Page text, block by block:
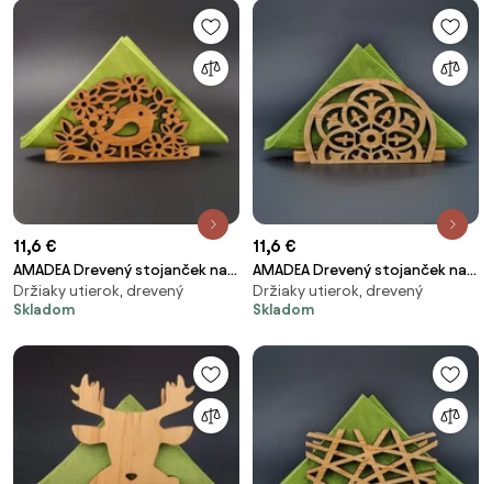
11,6 €
AMADEA Drevený stojanček na
obrúsky s vtáčikom, masívne
drevo, 12,5x6,5x3,5 cm
Držiaky utierok, drevený
Skladom
11,6 €
AMADEA Drevený stojanček na
obrúsky s orientálnym
motívom, masívne drevo,
Držiaky utierok, drevený
Skladom